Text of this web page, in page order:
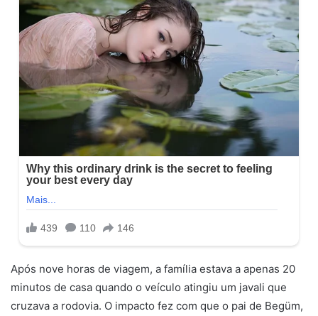
Após nove horas de viagem, a família estava a apenas 20
minutos de casa quando o veículo atingiu um javali que
cruzava a rodovia. O impacto fez com que o pai de Begüm,